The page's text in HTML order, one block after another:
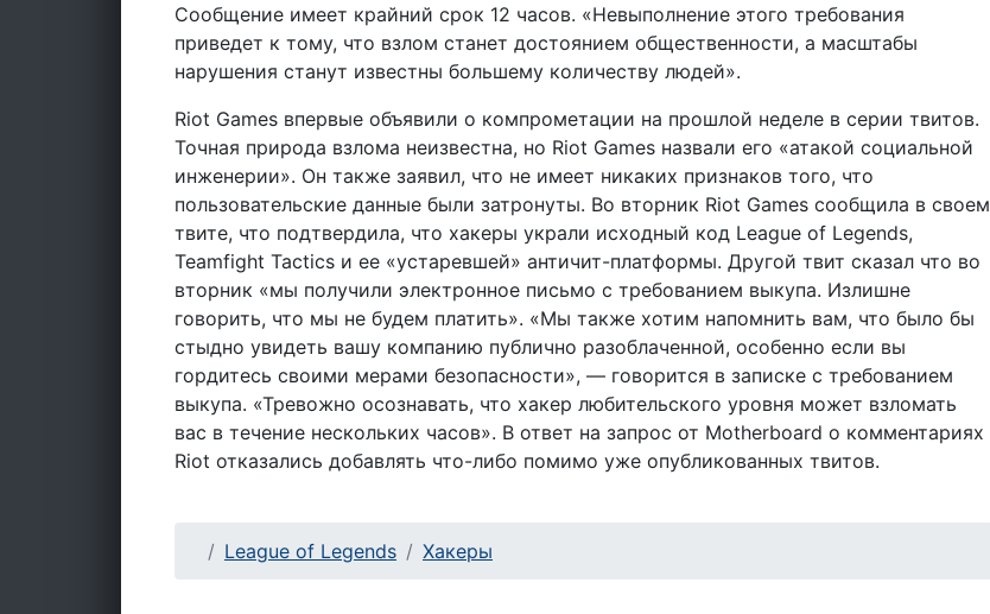
Сообщение имеет крайний срок 12 часов. «Невыполнение этого требования
приведет к тому, что взлом станет достоянием общественности, а масштабы
нарушения станут известны большему количеству людей».
Riot Games впервые объявили о компрометации на прошлой неделе в серии твитов.
Точная природа взлома неизвестна, но Riot Games назвали его «атакой социальной
инженерии». Он также заявил, что не имеет никаких признаков того, что
пользовательские данные были затронуты. Во вторник Riot Games сообщила в своем
твите, что подтвердила, что хакеры украли исходный код League of Legends,
Teamfight Tactics и ее «устаревшей» античит-платформы. Другой твит сказал что во
вторник «мы получили электронное письмо с требованием выкупа. Излишне
говорить, что мы не будем платить». «Мы также хотим напомнить вам, что было бы
стыдно увидеть вашу компанию публично разоблаченной, особенно если вы
гордитесь своими мерами безопасности», — говорится в записке с требованием
выкупа. «Тревожно осознавать, что хакер любительского уровня может взломать
вас в течение нескольких часов». В ответ на запрос от Motherboard о комментариях
Riot отказались добавлять что-либо помимо уже опубликованных твитов.
League of Legends Хакеры